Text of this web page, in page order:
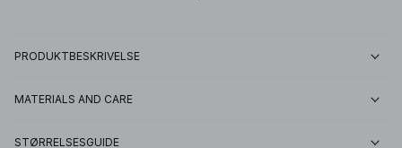
PRODUKTBESKRIVELSE
MATERIALS AND CARE
STØRRELSESGUIDE